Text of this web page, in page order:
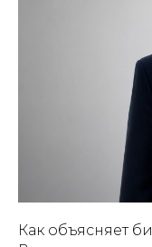
Как объясняет